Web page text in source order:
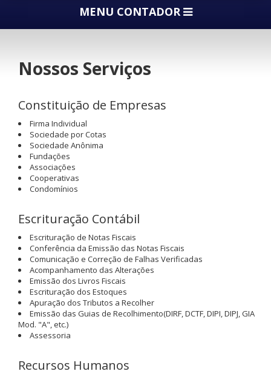
MENU CONTADOR
Nossos Serviços
Constituição de Empresas
Firma Individual
Sociedade por Cotas
Sociedade Anônima
Fundações
Associações
Cooperativas
Condomínios
Escrituração Contábil
Escrituração de Notas Fiscais
Conferência da Emissão das Notas Fiscais
Comunicação e Correção de Falhas Verificadas
Acompanhamento das Alterações
Emissão dos Livros Fiscais
Escrituração dos Estoques
Apuração dos Tributos a Recolher
Emissão das Guias de Recolhimento(DIRF, DCTF, DIPI, DIPJ, GIA
Mod. "A", etc.)
Assessoria
Recursos Humanos